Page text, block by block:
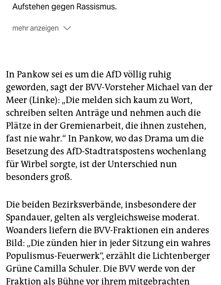
Aufstehen gegen Rassismus.
mehr anzeigen
Wenn die AfD am ersten Dezemberwochenende in
Hannover zum Bundesparteitag zusammenkommt,
soll das von Protesten begleitet werden. Auch aus
Berlin sind bereits mehrere Busse mit
DemonstrantInnen angekündigt.
Kritik im ParlamentAuch im Abgeordnetenhaus gibt
es immer wieder Appelle gegen die Normalisierung
der Partei. Kritik gab es in diesem Zusammenhang vor
allem im letzten März, als CDU und FDP gemeinsam
mit der AfD einen Antrag einbrachten. Ein bis dahin
bundesweit einmaliger Vorgang, der auch in Berlin
In Pankow sei es um die AfD völlig ruhig
geworden, sagt der BVV-Vorsteher Michael van der
Meer (Linke): „Die melden sich kaum zu Wort,
schreiben selten Anträge und nehmen auch die
Plätze in der Gremienarbeit, die ihnen zustehen,
fast nie wahr.“ In Pankow, wo das Drama um die
Besetzung des AfD-Stadtratspostens wochenlang
für Wirbel sorgte, ist der Unterschied nun
besonders groß.
Die beiden Bezirksverbände, insbesondere der
Spandauer, gelten als vergleichsweise moderat.
Woanders liefern die BVV-Fraktionen ein anderes
Bild: „Die zünden hier in jeder Sitzung ein wahres
Populismus-Feuerwerk“, erzählt die Lichtenberger
Grüne Camilla Schuler. Die BVV werde von der
Fraktion als Bühne vor ihrem mitgebrachten